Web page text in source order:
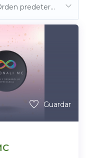
Orden predeterminada
Guardar